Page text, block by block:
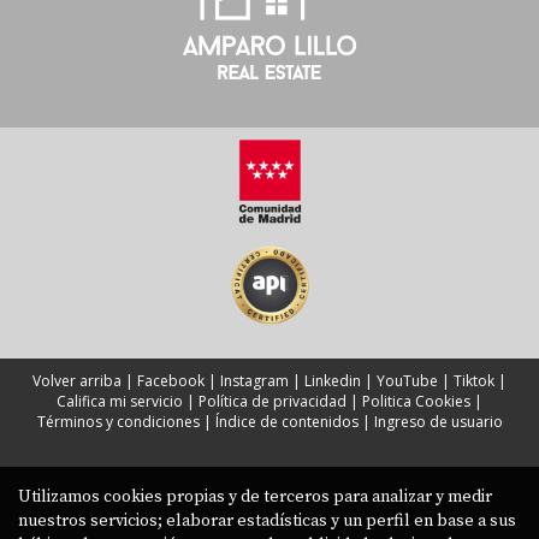
Volver arriba | Facebook | Instagram | Linkedin | YouTube | Tiktok |
Califica mi servicio | Política de privacidad | Politica Cookies |
Términos y condiciones| Índice de contenidos| Ingreso de usuario
Utilizamos cookies propias y de terceros para analizar y medir
nuestros servicios; elaborar estadísticas y un perfil en base a sus